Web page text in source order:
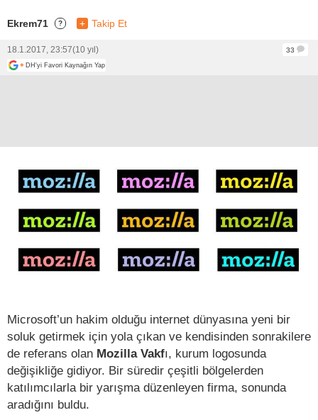
Ekrem71 ? + Takip Et
18.1.2017, 23:57(10 yıl)
33
+ DH'yi Favori Kaynağın Yap
Microsoft’un hakim olduğu internet dünyasına yeni bir
soluk getirmek için yola çıkan ve kendisinden sonrakilere
de referans olan Mozilla Vakfı, kurum logosunda
değişikliğe gidiyor. Bir süredir çeşitli bölgelerden
katılımcılarla bir yarışma düzenleyen firma, sonunda
aradığını buldu.